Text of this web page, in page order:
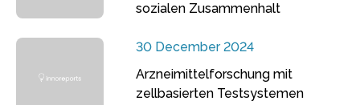
sozialen Zusammenhalt
30 December 2024
Arzneimittelforschung mit
zellbasierten Testsystemen